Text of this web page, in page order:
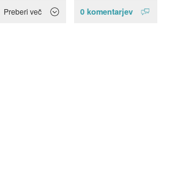
Preberi več 0 komentarjev